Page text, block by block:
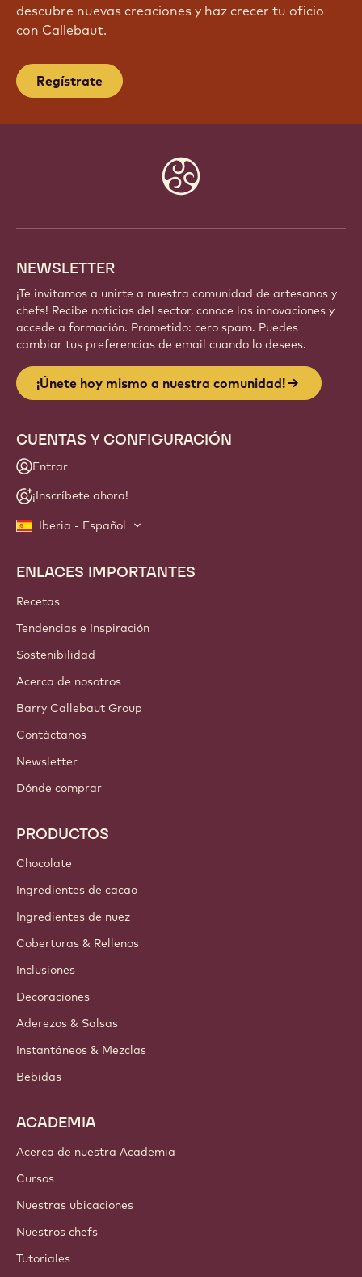
descubre nuevas creaciones y haz crecer tu oficio
con Callebaut.
Regístrate
NEWSLETTER
¡Te invitamos a unirte a nuestra comunidad de artesanos y
chefs! Recibe noticias del sector, conoce las innovaciones y
accede a formación. Prometido: cero spam. Puedes
cambiar tus preferencias de email cuando lo desees.
¡Únete hoy mismo a nuestra comunidad!
CUENTAS Y CONFIGURACIÓN
Entrar
¡Inscríbete ahora!
Iberia - Español
Footer
Callebaut
ENLACES IMPORTANTES
Recetas
Tendencias e Inspiración
Sostenibilidad
Acerca de nosotros
Barry Callebaut Group
Contáctanos
Newsletter
Dónde comprar
PRODUCTOS
Chocolate
Ingredientes de cacao
Ingredientes de nuez
Coberturas & Rellenos
Inclusiones
Decoraciones
Aderezos & Salsas
Instantáneos & Mezclas
Bebidas
ACADEMIA
Acerca de nuestra Academia
Cursos
Nuestras ubicaciones
Nuestros chefs
Tutoriales